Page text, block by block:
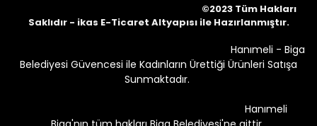
©2023 Tüm Hakları
Saklıdır - ikas E-Ticaret Altyapısı ile Hazırlanmıştır.
Hanımeli - Biga
Belediyesi Güvencesi ile Kadınların Ürettiği Ürünleri Satışa
Sunmaktadır.
Hanımeli